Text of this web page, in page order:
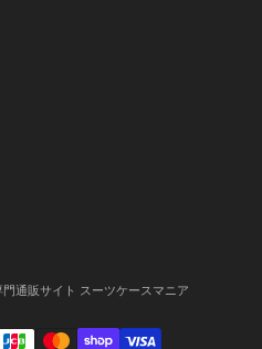
通販サイト スーツケースマニア